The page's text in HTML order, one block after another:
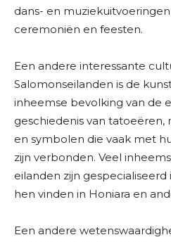
dans- en
ceremoniën en feesten.
Een andere interessante
Salomonseilanden is de
inheemse bevolking van de
geschiedenis van
en symbolen die vaak met
zijn verbonden. Veel
eilanden zijn
hen vinden in Honiara en
Een andere